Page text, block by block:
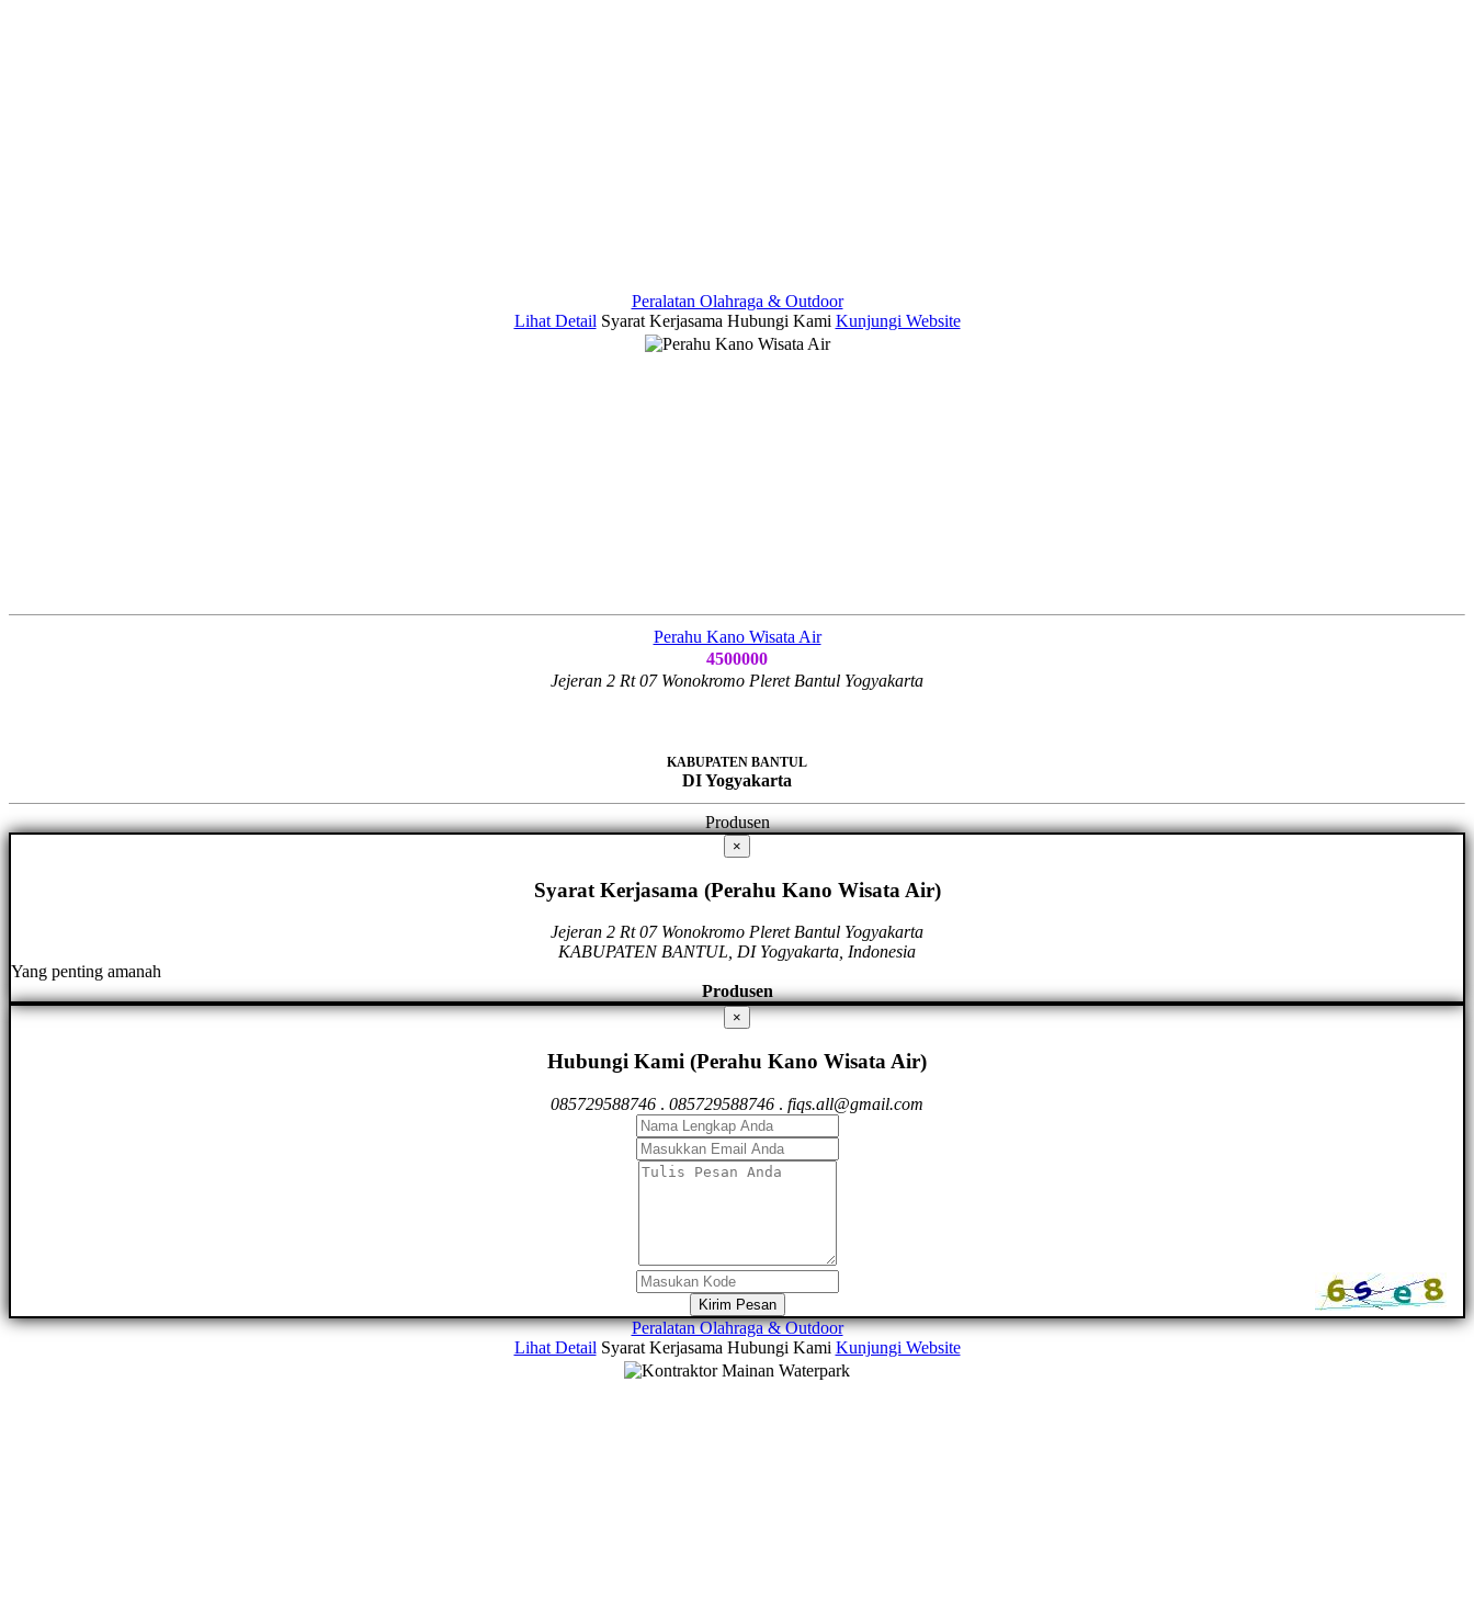
Peralatan Olahraga & Outdoor
Lihat Detail Syarat Kerjasama Hubungi Kami Kunjungi Website
Perahu Kano Wisata Air
4500000
Jejeran 2 Rt 07 Wonokromo Pleret Bantul Yogyakarta
KABUPATEN BANTUL
DI Yogyakarta
Produsen
×
Syarat Kerjasama (Perahu Kano Wisata Air)
Jejeran 2 Rt 07 Wonokromo Pleret Bantul Yogyakarta
KABUPATEN BANTUL, DI Yogyakarta, Indonesia
Yang penting amanah
Produsen
×
Hubungi Kami (Perahu Kano Wisata Air)
085729588746 . 085729588746 . fiqs.all@gmail.com
Kirim Pesan
Peralatan Olahraga & Outdoor
Lihat Detail Syarat Kerjasama Hubungi Kami Kunjungi Website